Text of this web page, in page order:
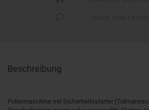
Beschreibung
Poliermaschine mit Sicherheitsstarter